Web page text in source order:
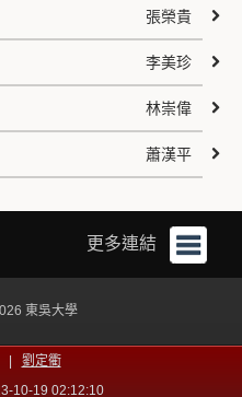
張榮貴
李美珍
林崇偉
蕭漢平
更多連結
東吳大學
| 劉定衢
10-19 02:12:10